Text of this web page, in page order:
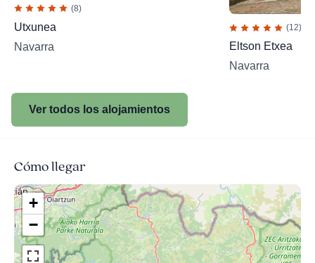
(8)
Utxunea
Navarra
(12)
Eltson Etxea
Navarra
Ver todos los alojamientos
Cómo llegar
+
−